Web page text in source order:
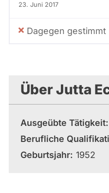
23. Juni 2017
Dagegen gestimmt
Über Jutta
Ausgeübte Tätigkeit
Berufliche
Geburtsjahr 1952